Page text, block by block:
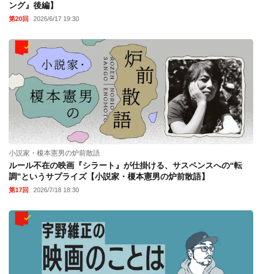
ング』後編】
第20回 2026/6/17 19:30
小説家・榎本憲男の炉前散語
ルール不在の映画『シラート』が仕掛ける、サスペンスへの“転
調”というサプライズ【小説家・榎本憲男の炉前散語】
第17回 2026/7/18 18:30